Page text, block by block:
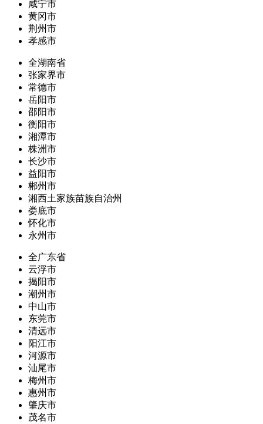
咸宁市
黄冈市
荆州市
孝感市
全湖南省
张家界市
常德市
岳阳市
邵阳市
衡阳市
湘潭市
株洲市
长沙市
益阳市
郴州市
湘西土家族苗族自治州
娄底市
怀化市
永州市
全广东省
云浮市
揭阳市
潮州市
中山市
东莞市
清远市
阳江市
河源市
汕尾市
梅州市
惠州市
肇庆市
茂名市